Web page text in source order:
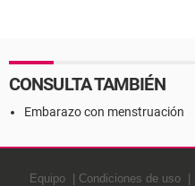
CONSULTA TAMBIÉN
Embarazo con menstruación
Equipo Condiciones de uso